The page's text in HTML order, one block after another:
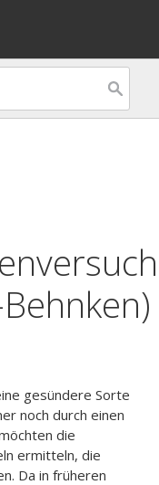
gesündere Sorte
noch durch einen
die
ermitteln, die
Da in früheren